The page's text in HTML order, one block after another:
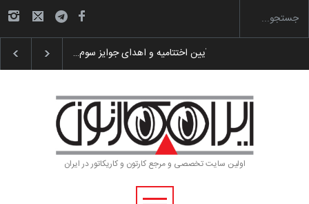
گزارش به یاد اردوغان باشول (۱۹۳۶–۲۰۲۶)
اولین سایت تخصصی و مرجع کارتون و کاریکاتور در ایران